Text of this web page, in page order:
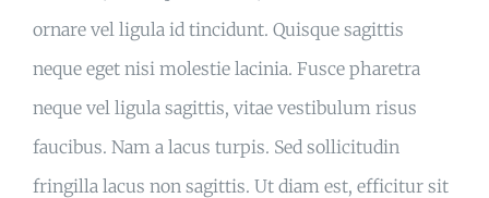
ornare vel ligula id tincidunt. Quisque sagittis
neque eget nisi molestie lacinia. Fusce pharetra
neque vel ligula sagittis, vitae vestibulum risus
faucibus. Nam a lacus turpis. Sed sollicitudin
fringilla lacus non sagittis. Ut diam est, efficitur sit